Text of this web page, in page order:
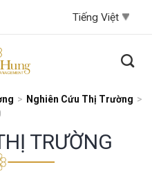
> Nghiên Cứu Thị Trường >
TRƯỜNG